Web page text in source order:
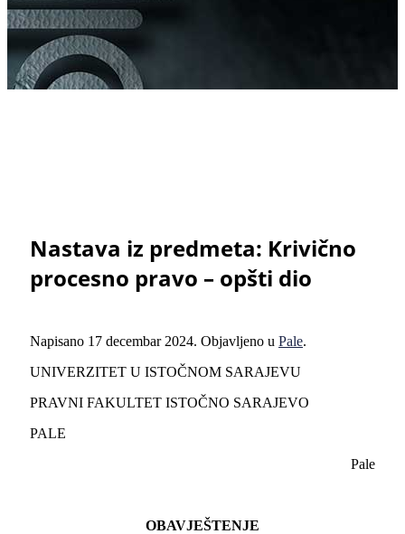
Nastava iz predmeta: Krivično
procesno pravo – opšti dio
Napisano 17 decembar 2024. Objavljeno u Pale.
UNIVERZITET U ISTOČNOM SARAJEVU
PRAVNI FAKULTET ISTOČNO SARAJEVO
PALE
Pale
OBAVJEŠTENJE